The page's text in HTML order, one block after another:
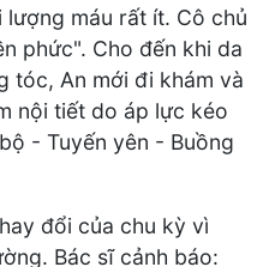
máu rất ít. Cô chủ
phức". Cho đến khi da
tóc, An mới đi khám và
nội tiết do áp lực kéo
- Tuyến yên - Buồng
đổi của chu kỳ vì
Bác sĩ cảnh báo: